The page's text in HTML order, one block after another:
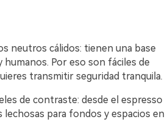
neutros cálidos: tienen una base
Por eso son fáciles de
transmitir seguridad tranquila.
de contraste: desde el espresso
para fondos y espacios en